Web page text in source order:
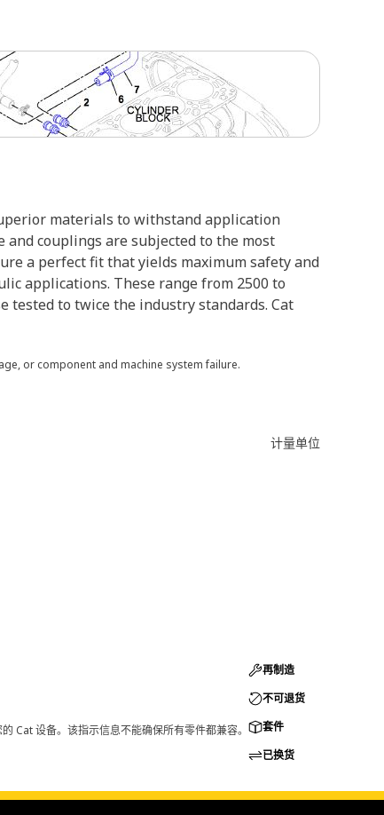
materials to withstand application
couplings are subjected to the most
a perfect fit that yields maximum safety and
applications. These range from 2500 to
tested to twice the industry standards. Cat
or component and machine system failure.
计量单位
Cat 设备。该指示信息不能确保所有零件都兼容。
再制造
不可退货
套件
已换货